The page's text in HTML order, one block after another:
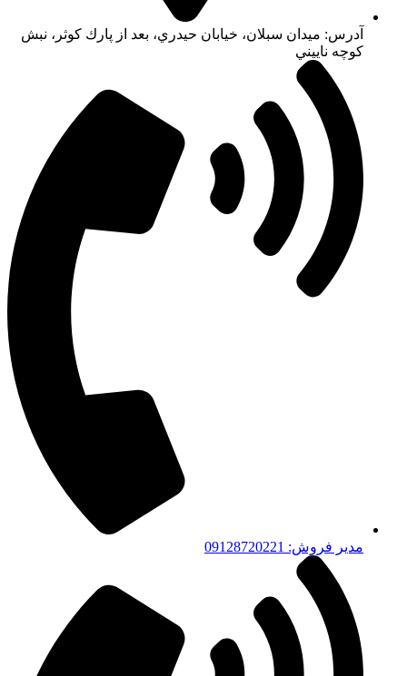
آدرس: ميدان سبلان، خيابان حيدري، بعد از پارك كوثر، نبش
كوچه ناييني
مدیر فروش: 09128720221